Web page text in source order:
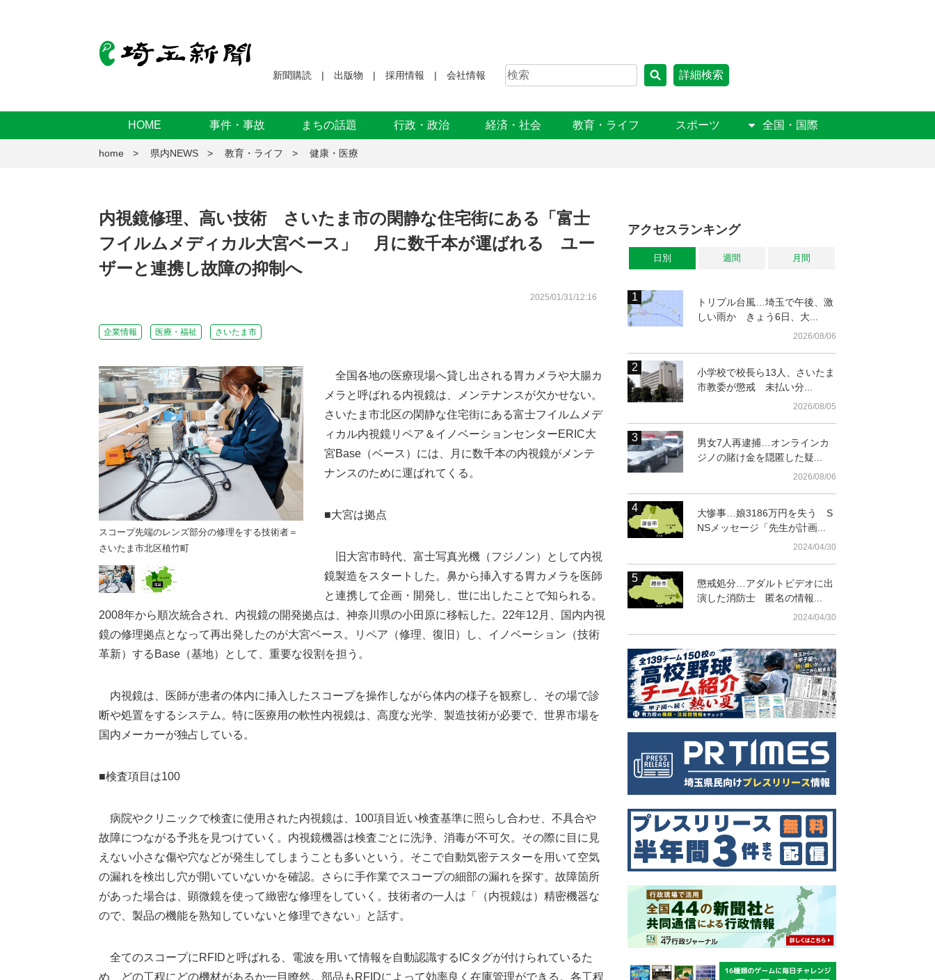
新聞購読 出版物 採用情報 会社情報 詳細検索
HOME 事件・事故 まちの話題 行政・政治 経済・社会 教育・ライフ スポーツ 全国・国際
home 県内NEWS 教育・ライフ 健康・医療
内視鏡修理、高い技術 さいたま市の閑静な住宅街にある「富士
フイルムメディカル大宮ベース」 月に数千本が運ばれる ユー
ザーと連携し故障の抑制へ
2025/01/31/12:16
企業情報 医療・福祉 さいたま市
スコープ先端のレンズ部分の修理をする技術者＝
さいたま市北区植竹町
スコープ先端のレンズ部分の修理をする技術者＝
さいたま市北区植竹町
全国各地の医療現場へ貸し出される胃カメラや大腸カ
メラと呼ばれる内視鏡は、メンテナンスが欠かせない。
さいたま市北区の閑静な住宅街にある富士フイルムメデ
ィカル内視鏡リペア＆イノベーションセンターERIC大
宮Base（ベース）には、月に数千本の内視鏡がメンテ
ナンスのために運ばれてくる。
■大宮は拠点
旧大宮市時代、富士写真光機（フジノン）として内視
鏡製造をスタートした。鼻から挿入する胃カメラを医師
と連携して企画・開発し、世に出したことで知られる。
2008年から順次統合され、内視鏡の開発拠点は、神奈川県の小田原に移転した。22年12月、国内内視
鏡の修理拠点となって再出発したのが大宮ベース。リペア（修理、復旧）し、イノベーション（技術
革新）するBase（基地）として、重要な役割を担う。
内視鏡は、医師が患者の体内に挿入したスコープを操作しながら体内の様子を観察し、その場で診
断や処置をするシステム。特に医療用の軟性内視鏡は、高度な光学、製造技術が必要で、世界市場を
国内メーカーが独占している。
■検査項目は100
病院やクリニックで検査に使用された内視鏡は、100項目近い検査基準に照らし合わせ、不具合や
故障につながる予兆を見つけていく。内視鏡機器は検査ごとに洗浄、消毒が不可欠。その際に目に見
えない小さな傷や穴などが発生してしまうことも多いという。そこで自動気密テスターを用いて空気
の漏れを検出し穴が開いていないかを確認。さらに手作業でスコープの細部の漏れを探す。故障箇所
があった場合は、顕微鏡を使って緻密な修理をしていく。技術者の一人は「（内視鏡は）精密機器な
ので、製品の機能を熟知していないと修理できない」と話す。
全てのスコープにRFIDと呼ばれる、電波を用いて情報を自動認識するICタグが付けられているた
め、どの工程にどの機材があるか一目瞭然。部品もRFIDによって効率良く在庫管理ができる。各工程
アクセスランキング
日別 週間 月間
トリプル台風…埼玉で午後、激
しい雨か きょう6日、大...
2026/08/06
小学校で校長ら13人、さいたま
市教委が懲戒 未払い分...
2026/08/05
男女7人再逮捕…オンラインカ
ジノの賭け金を隠匿した疑...
2026/08/06
大惨事…娘3186万円を失う S
NSメッセージ「先生が計画...
2024/04/30
懲戒処分…アダルトビデオに出
演した消防士 匿名の情報...
2024/04/30